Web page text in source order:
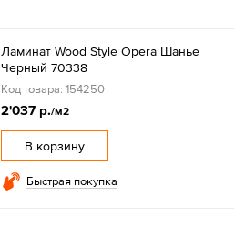
Ламинат Wood Style Opera Шанье
Черный 70338
Код товара: 154250
2'037 р./м2
В корзину
Быстрая покупка